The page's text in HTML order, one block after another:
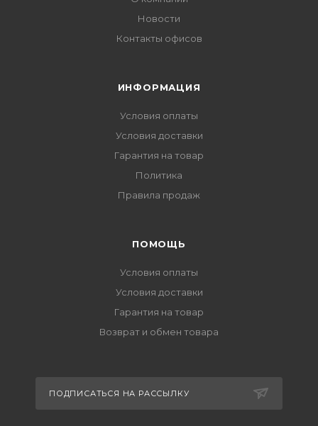
Новости
Контакты офисов
ИНФОРМАЦИЯ
Условия оплаты
Условия доставки
Гарантия на товар
Политика
Правила продаж
ПОМОЩЬ
Условия оплаты
Условия доставки
Гарантия на товар
Возврат и обмен товара
ПОДПИСАТЬСЯ НА РАССЫЛКУ